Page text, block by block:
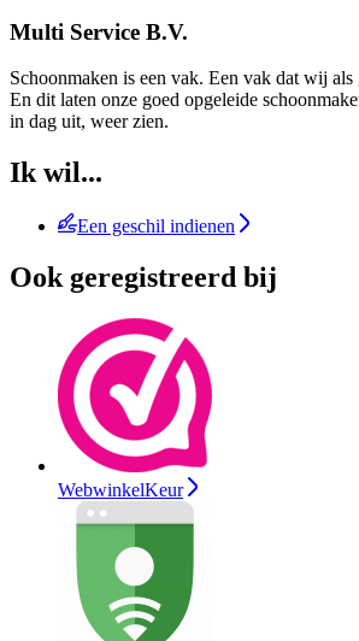
Multi Service B.V.
Schoonmaken is een vak. Een vak dat wij als
En dit laten onze goed opgeleide
in dag uit, weer zien.
Ik wil...
Een geschil indienen
Ook geregistreerd bij
WebwinkelKeur